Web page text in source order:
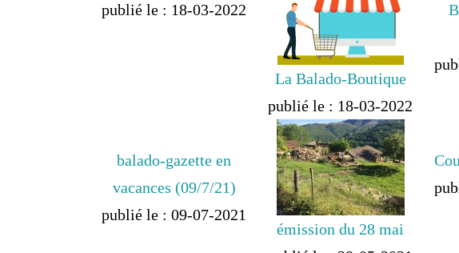
publié le : 18-03-2022
La Balado-Boutique
publié le : 18-03-2022
balado-gazette en
vacances (09/7/21)
publié le : 09-07-2021
émission du 28 mai